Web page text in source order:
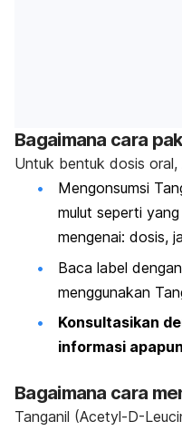
Bagaimana cara
Untuk bentuk dosis oral,
Mengonsumsi
mulut seperti
mengenai: dosis,
Baca label
menggunakan
Konsultasikan
informasi
Bagaimana cara
Tanganil (Acetyl-D-